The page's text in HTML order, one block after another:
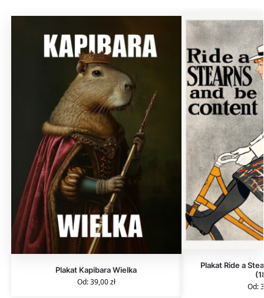
Plakat Kapibara Wielka
Od:39,00zł
Plakat Ride a
Od: